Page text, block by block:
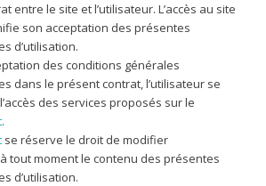
entre le site et l’utilisateur. L’accès au site
son acceptation des présentes
d’utilisation.
des conditions générales
dans le présent contrat, l’utilisateur se
des services proposés sur le
.
se réserve le droit de modifier
tout moment le contenu des présentes
d’utilisation.